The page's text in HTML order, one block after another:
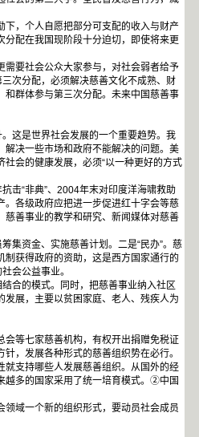
，个人自愿把部分可支配的收入与财产
配在我国现阶段十分迫切，即使将来更
要社会公众大家参与，对社会弱者给予
次分配，必须解决慈善文化不成熟、财
群体参与第三次分配。未来中国慈善事
这是世界社会发展的一个重要趋势。我
解决一些市场和政府不能解决的问题。美
社会的健康发展，必须“以一种更好的方式
“非典”、2004年末对印度洋海啸救助
各级政府应把进一步促进红十字会等慈
善事业的教学和研究、新闻媒体对慈善
集资金、实施慈善计划。二是“民办”。慈
获得政府的资助，这是西方国家通行的
会公益事业。
合的模式。同时，把慈善事业纳入社区
展，主要以贫困家庭、老人、残疾人为
等七家慈善机构，有权开出捐赠免税证
，发展各种形式的慈善组织势在必行。
支持哪些人发展慈善组织。从国外的经
越多的国家采用了统一培育模式。②中国
域一个新的组织形式，要动员社会成员